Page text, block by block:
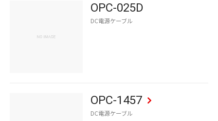
OPC-025D
DC電源ケーブル
OPC-1457
DC電源ケーブル